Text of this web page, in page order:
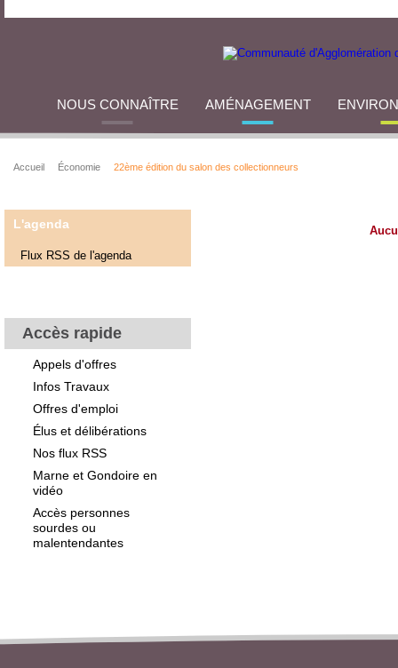
NOUS CONNAÎTRE AMÉNAGEMENT
Accueil Économie 22ème édition du salon des collectionneurs
L'agenda
Flux RSS de l'agenda
Accès rapide
Appels d'offres
Infos Travaux
Offres d'emploi
Élus et délibérations
Nos flux RSS
Marne et Gondoire en
vidéo
Accès personnes
sourdes ou
malentendantes